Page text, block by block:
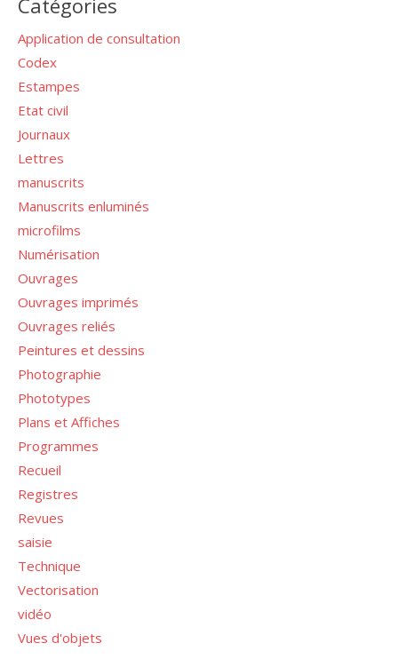
Catégories
Application de consultation
Codex
Estampes
Etat civil
Journaux
Lettres
manuscrits
Manuscrits enluminés
microfilms
Numérisation
Ouvrages
Ouvrages imprimés
Ouvrages reliés
Peintures et dessins
Photographie
Phototypes
Plans et Affiches
Programmes
Recueil
Registres
Revues
saisie
Technique
Vectorisation
vidéo
Vues d'objets